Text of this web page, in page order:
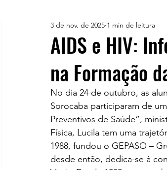
AIDS e HIV:
na Formação
3 de nov. de 2025 1 min de leitura
No dia 24 de outubro, as
Sorocaba participaram de
Preventivos de Saúde”,
Física, Lucila tem uma
1988, fundou o GEPASO –
desde então, dedica-se à